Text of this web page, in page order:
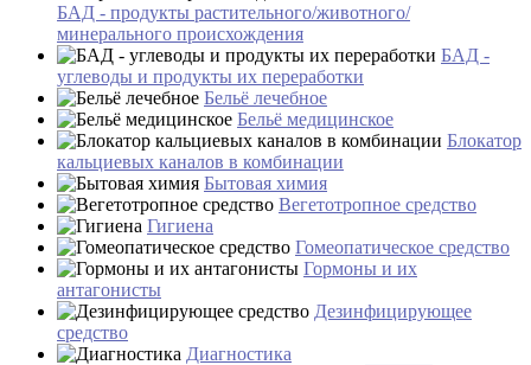
БАД - продукты растительного/животного/
минерального происхождения
БАД -
углеводы и продукты их переработки
Бельё лечебное
Бельё медицинское
Блокатор
кальциевых каналов в комбинации
Бытовая химия
Вегетотропное средство
Гигиена
Гомеопатическое средство
Гормоны и их
антагонисты
Дезинфицирующее
средство
Диагностика